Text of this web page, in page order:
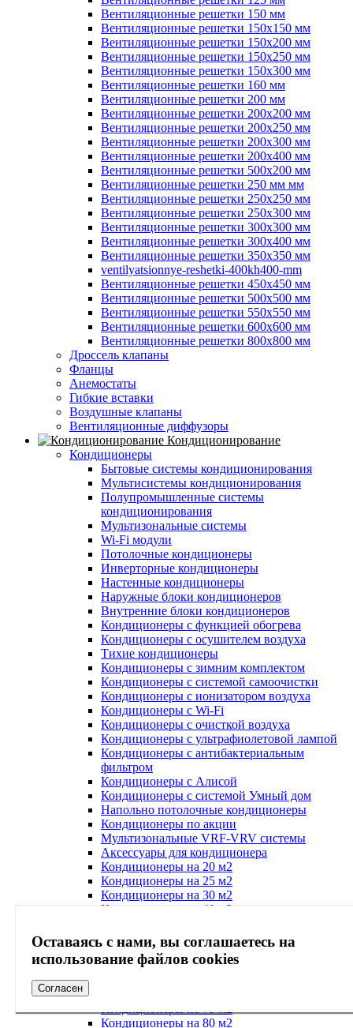
Оставаясь с нами, вы соглашаетесь на
использование файлов cookies
Согласен
Вентиляционные решетки 150 мм
Вентиляционные решетки 150х150 мм
Вентиляционные решетки 150х200 мм
Вентиляционные решетки 150х250 мм
Вентиляционные решетки 150х300 мм
Вентиляционные решетки 160 мм
Вентиляционные решетки 200 мм
Вентиляционные решетки 200х200 мм
Вентиляционные решетки 200х250 мм
Вентиляционные решетки 200х300 мм
Вентиляционные решетки 200х400 мм
Вентиляционные решетки 500х200 мм
Вентиляционные решетки 250 мм мм
Вентиляционные решетки 250х250 мм
Вентиляционные решетки 250х300 мм
Вентиляционные решетки 300х300 мм
Вентиляционные решетки 300х400 мм
Вентиляционные решетки 350х350 мм
ventilyatsionnye-reshetki-400kh400-mm
Вентиляционные решетки 450х450 мм
Вентиляционные решетки 500х500 мм
Вентиляционные решетки 550х550 мм
Вентиляционные решетки 600х600 мм
Вентиляционные решетки 800х800 мм
Дроссель клапаны
Фланцы
Анемостаты
Гибкие вставки
Воздушные клапаны
Вентиляционные диффузоры
Кондиционирование
Кондиционеры
Бытовые системы кондиционирования
Мультисистемы кондиционирования
Полупромышленные системы
кондиционирования
Мультизональные системы
Wi-Fi модули
Потолочные кондиционеры
Инверторные кондиционеры
Настенные кондиционеры
Наружные блоки кондиционеров
Внутренние блоки кондиционеров
Кондиционеры с функцией обогрева
Кондиционеры с осушителем воздуха
Тихие кондиционеры
Кондиционеры с зимним комплектом
Кондиционеры с системой самоочистки
Кондиционеры с ионизатором воздуха
Кондиционеры с Wi-Fi
Кондиционеры с очисткой воздуха
Кондиционеры с ультрафиолетовой лампой
Кондиционеры с антибактериальным
фильтром
Кондиционеры с Алисой
Кондиционеры с системой Умный дом
Напольно потолочные кондиционеры
Кондиционеры по акции
Мультизональные VRF-VRV системы
Аксессуары для кондиционера
Кондиционеры на 20 м2
Кондиционеры на 25 м2
Кондиционеры на 30 м2
Кондиционеры на 40 м2
Кондиционеры на 50 м2
Кондиционеры на 55 м2
Кондиционеры на 60 м2
Кондиционеры на 80 м2